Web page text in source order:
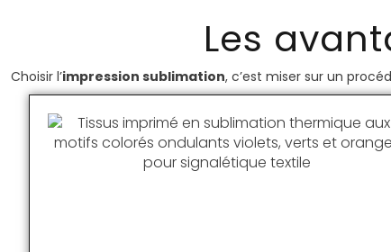
Les
Choisir l’impression sublimation, c’est miser sur un